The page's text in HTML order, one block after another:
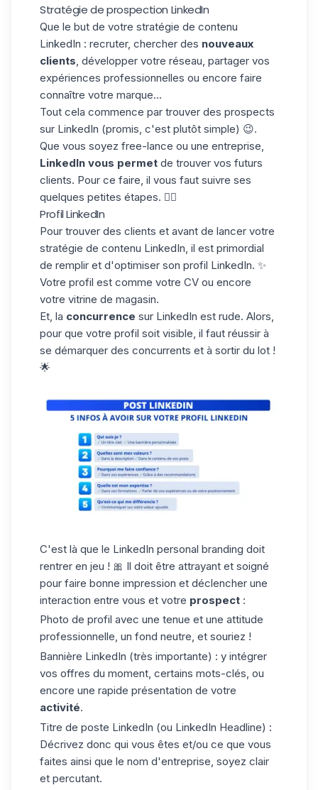
Stratégie de prospection LinkedIn
Que le but de votre stratégie de contenu
LinkedIn : recruter, chercher des nouveaux
clients , développer votre réseau, partager vos
expériences professionnelles ou encore faire
connaître votre marque...
Tout cela commence par trouver des prospects
sur LinkedIn (promis, c'est plutôt simple) 😉.
Que vous soyez free-lance ou une entreprise,
LinkedIn vous permet de trouver vos futurs
clients. Pour ce faire, il vous faut suivre ses
quelques petites étapes. 👇🏼
Profil LinkedIn
Pour trouver des clients et avant de lancer votre
stratégie de contenu LinkedIn, il est primordial
de remplir et d'optimiser son profil LinkedIn. ✨
Votre profil est comme votre CV ou encore
votre vitrine de magasin.
Et, la concurrence sur LinkedIn est rude. Alors,
pour que votre profil soit visible, il faut réussir à
se démarquer des concurrents et à sortir du lot !
🌟
C'est là que le LinkedIn personal branding doit
rentrer en jeu ! 🎀 Il doit être attrayant et soigné
pour faire bonne impression et déclencher une
interaction entre vous et votre prospect :
Photo de profil avec une tenue et une attitude
professionnelle, un fond neutre, et souriez !
Bannière LinkedIn (très importante) : y intégrer
vos offres du moment, certains mots-clés, ou
encore une rapide présentation de votre
activité.
Titre de poste LinkedIn (ou LinkedIn Headline) :
Décrivez donc qui vous êtes et/ou ce que vous
faites ainsi que le nom d'entreprise, soyez clair
et percutant.